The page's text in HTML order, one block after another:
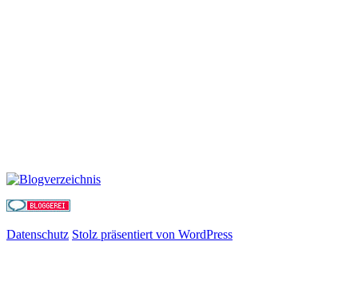
Datenschutz Stolz präsentiert von WordPress